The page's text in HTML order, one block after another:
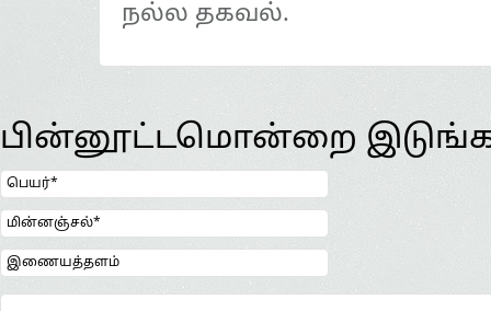
நல்ல தகவல்.
பின்னூட்டமொன்றை